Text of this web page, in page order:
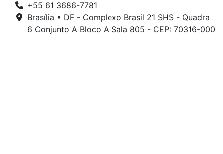
+55 61 3686-7781
Brasília • DF - Complexo Brasil 21 SHS - Quadra
6 Conjunto A Bloco A Sala 805 - CEP: 70316-000